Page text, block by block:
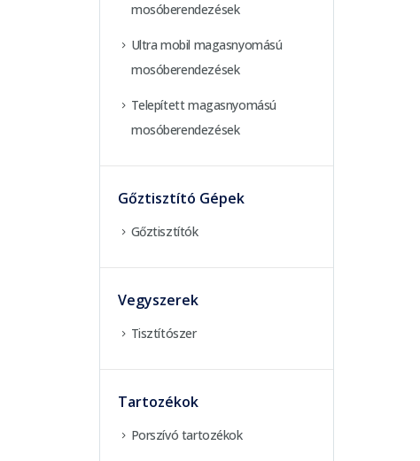
mosóberendezések
Ultra mobil magasnyomású
mosóberendezések
Telepített magasnyomású
mosóberendezések
Gőztisztító Gépek
Gőztisztítók
Vegyszerek
Tisztítószer
Tartozékok
Porszívó tartozékok